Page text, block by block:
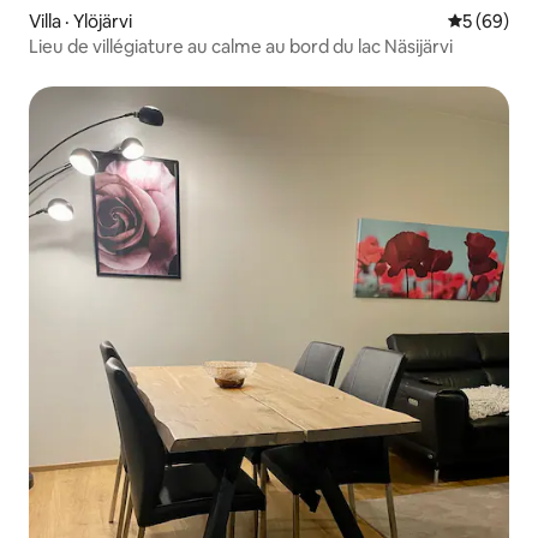
Villa · Ylöjärvi Note
5 (69)
Lieu de villégiature au calme au bord du lac Näsijärvi